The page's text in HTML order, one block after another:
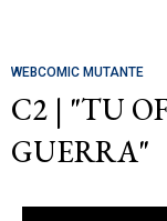
WEBCOMIC MUTANTE
C2 | "TU
GUERRA"